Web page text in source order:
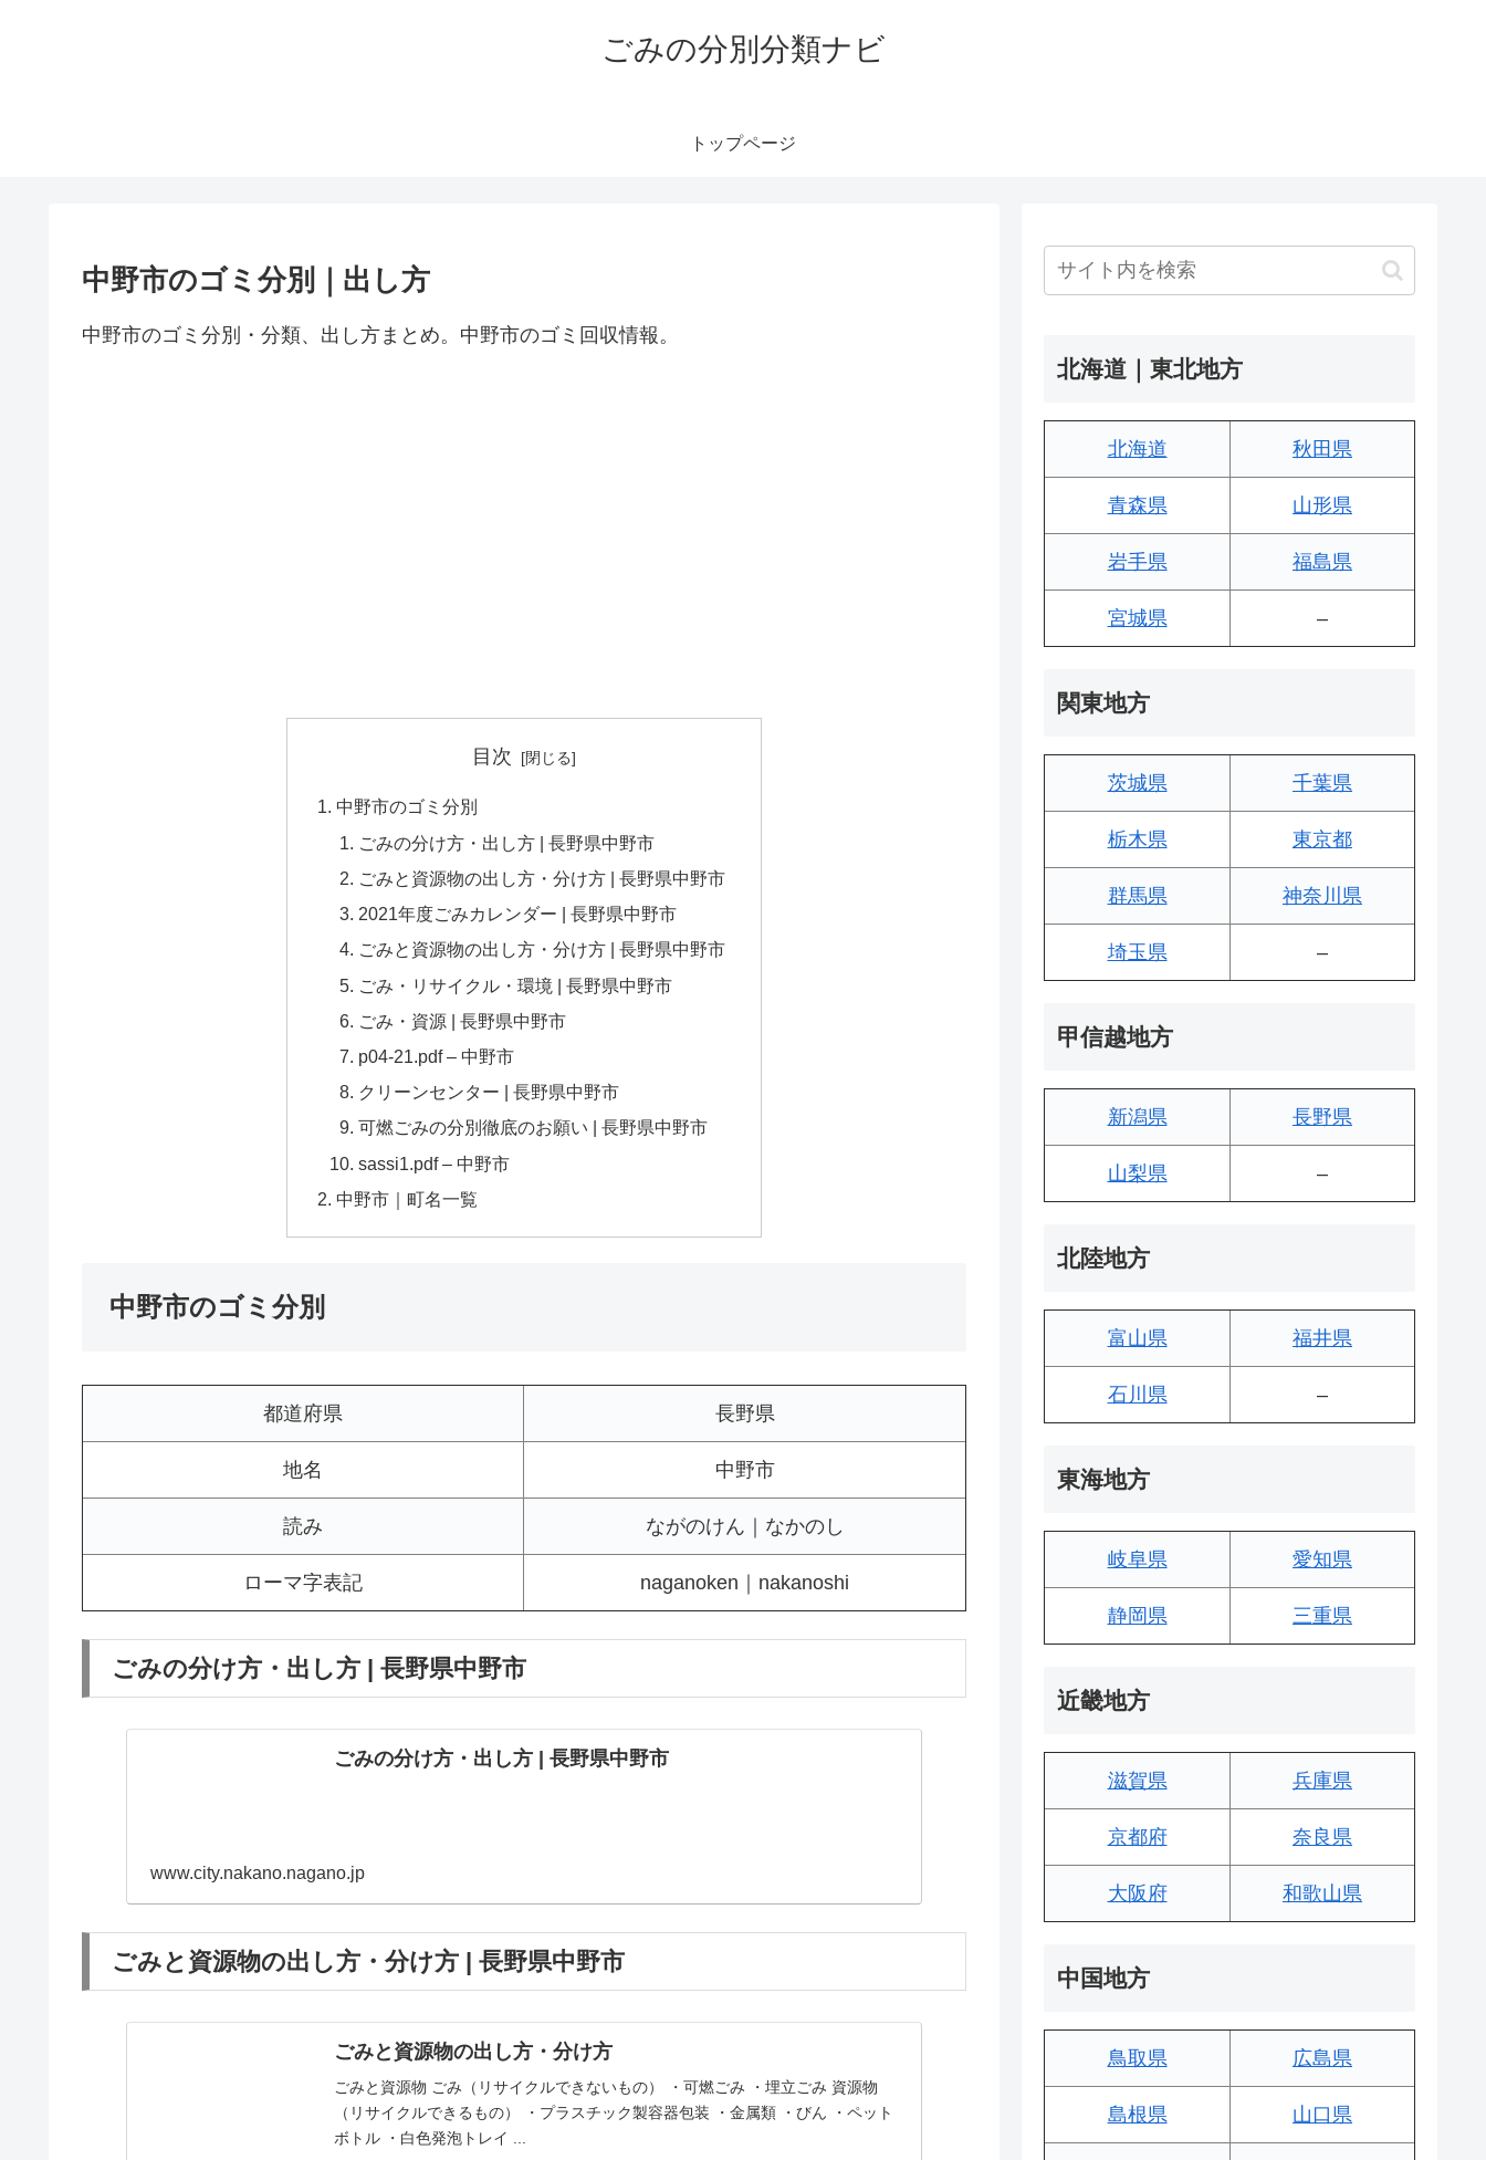
ごみの分別分類ナビ
トップページ
中野市のゴミ分別｜出し方
中野市のゴミ分別・分類、出し方まとめ。中野市のゴミ回収情報。
目次
中野市のゴミ分別
ごみの分け方・出し方 | 長野県中野市
ごみと資源物の出し方・分け方 | 長野県中野市
2021年度ごみカレンダー | 長野県中野市
ごみと資源物の出し方・分け方 | 長野県中野市
ごみ・リサイクル・環境 | 長野県中野市
ごみ・資源 | 長野県中野市
p04-21.pdf – 中野市
クリーンセンター | 長野県中野市
可燃ごみの分別徹底のお願い | 長野県中野市
sassi1.pdf – 中野市
中野市｜町名一覧
中野市のゴミ分別
都道府県 長野県
地名 中野市
読み ながのけん｜なかのし
ローマ字表記 naganoken｜nakanoshi
ごみの分け方・出し方 | 長野県中野市
ごみの分け方・出し方 | 長野県中野市
www.city.nakano.nagano.jp
ごみと資源物の出し方・分け方 | 長野県中野市
ごみと資源物の出し方・分け方
ごみと資源物 ごみ（リサイクルできないもの） ・可燃ごみ ・埋立ごみ 資源物
（リサイクルできるもの） ・プラスチック製容器包装 ・金属類 ・びん ・ペット
ボトル ・白色発泡トレイ ...
北海道｜東北地方
北海道 秋田県
青森県 山形県
岩手県 福島県
宮城県 –
関東地方
茨城県 千葉県
栃木県 東京都
群馬県 神奈川県
埼玉県 –
甲信越地方
新潟県 長野県
山梨県 –
北陸地方
富山県 福井県
石川県 –
東海地方
岐阜県 愛知県
静岡県 三重県
近畿地方
滋賀県 兵庫県
京都府 奈良県
大阪府 和歌山県
中国地方
鳥取県 広島県
島根県 山口県